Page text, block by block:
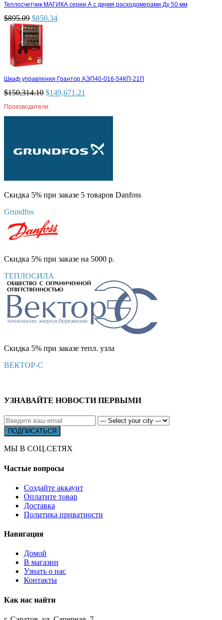
Теплосчетчик МАГИКА серии А с двумя расходомерами Ду 50 мм
$895.09 $850.34
Шкаф управления Грантор АЭП40-016-54КП-21П
$150,314.10 $149,671.21
Производители
Скидка 5% при заказе 5 товаров Danfoss
Grundfos
Скидка 5% при заказе на 5000 р.
ТЕПЛОСИЛА
Скидка 5% при заказе тепл. узла
ВЕКТОР-С
УЗНАВАЙТЕ НОВОСТИ ПЕРВЫМИ
МЫ В СОЦ.СЕТЯХ
Частые вопросы
Создайте аккаунт
Оплатите товар
Доставка
Политика приватности
Навигация
Домой
В магазин
Узнать о нас
Контакты
Как нас найти